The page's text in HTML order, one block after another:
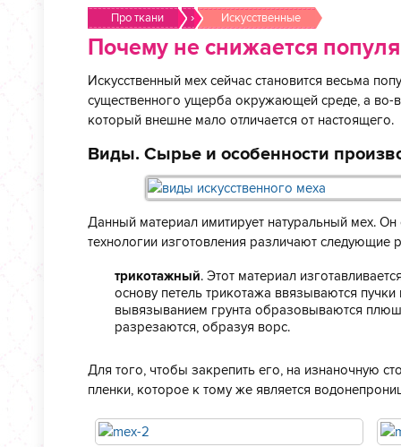
Про ткани › Искусственные
Почему не снижается
Искусственный мех сейчас становится весьма
существенного ущерба окружающей среде, а во-
который внешне мало отличается от настоящего.
Виды. Сырье и особенности
Данный материал имитирует натуральный мех.
технологии изготовления различают следующие
трикотажный. Этот материал
основу петель трикотажа ввязываются
вывязыванием грунта образовываются
разрезаются, образуя ворс.
Для того, чтобы закрепить его, на изнаночную
пленки, которое к тому же является